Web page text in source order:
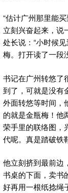
“估计广州那里能
立刻兴奋起来，说
处长说：“小时候
梅。打开读了一段
书记在广州转悠了
到了，可就是没有
外面转悠等时间，
的就是金瓶梅！他
荣手里的联络图，
代呢。真是踏破铁
他立刻挤到最前边
书桌的下面，卖书
好再用一根纸捻绳